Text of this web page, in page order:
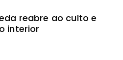
reabre ao culto e
interior